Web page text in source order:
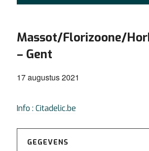
Massot/Florizoone/
– Gent
17 augustus 2021
Info : Citadelic.be
GEGEVENS